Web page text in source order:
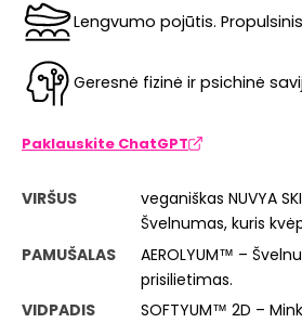
Lengvumo pojūtis.
Geresnė fizinė ir psichinė
Paklauskite ChatGPT
VIRŠUS
veganiškas NUVYA
Švelnumas, kuris
PAMUŠALAS
AEROLYUM™ –
prisilietimas.
VIDPADIS
SOFTYUM™ 2D –